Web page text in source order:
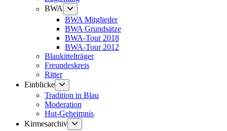
BWA
Untermenü
anzeigen
BWA Mitglieder
BWA Grundsätze
BWA-Tour 2018
BWA-Tour 2012
Blaukittelträger
Freundeskreis
Ritter
Einblicke
anzeigen
Tradition in Blau
Moderation
Hut-Geheimnis
Kirmesarchiv